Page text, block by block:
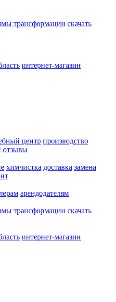
трансформации скачать
интернет-магазин
центр производство
отзывы
химчистка доставка замена
арендодателям
трансформации скачать
интернет-магазин